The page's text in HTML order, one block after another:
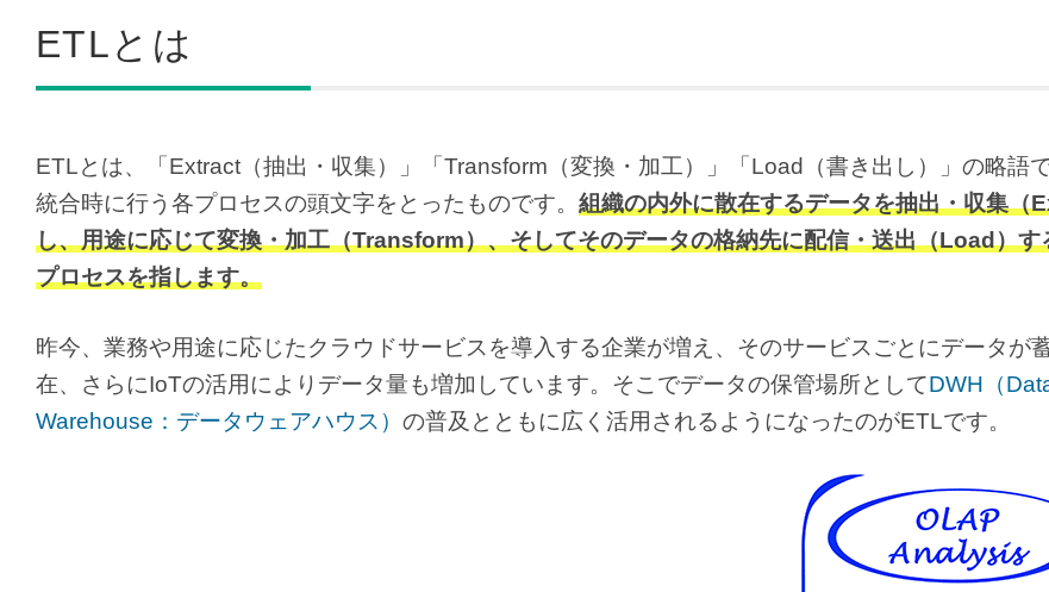
ETLとは
ETLとは、「Extract（抽出・収集）」「Transform（変換・加工）」「Load（書き出し）」の略語
統合時に行う各プロセスの頭文字をとったものです。 組織の内外に散在するデータを抽出・収集（
し、用途に応じて変換・加工（Transform）、そしてそのデータの格納先に配信・送出（Load）す
プロセスを指します。
昨今、業務や用途に応じたクラウドサービスを導入する企業が増え、そのサービスごとにデータが
在、さらにIoTの活用によりデータ量も増加しています。そこでデータの保管場所としてDWH（
Warehouse：データウェアハウス） の普及とともに広く活用されるようになったのがETLです。